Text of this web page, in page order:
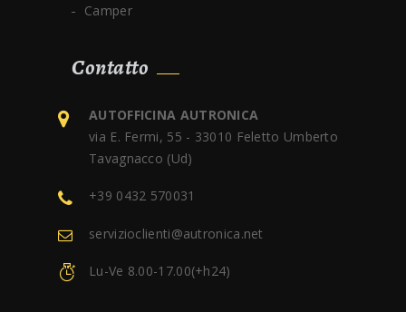
Camper
Contatto
AUTOFFICINA AUTRONICA
via E. Fermi, 55 - 33010 Feletto Umberto
Tavagnacco (Ud)
+39 0432 570031
servizioclienti@autronica.net
Lu-Ve 8.00-17.00(+h24)